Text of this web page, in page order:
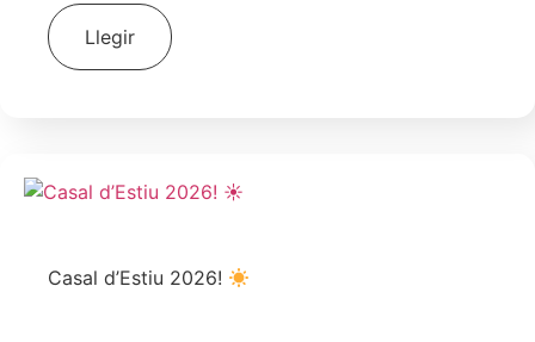
Llegir
Casal d’Estiu 2026!